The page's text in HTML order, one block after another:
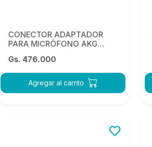
CONECTOR ADAPTADOR
PARA MICRÓFONO AKG
Gs. 476.000
Agregar al carrito